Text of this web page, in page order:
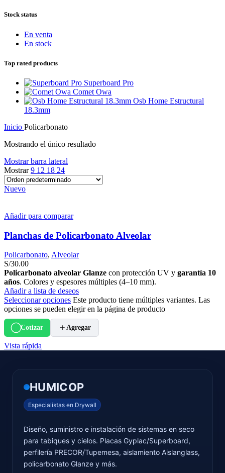
Stock status
En venta
En stock
Top rated products
Superboard Pro
Comet Owa
Osb Home Estructural
18.3mm
Inicio Policarbonato
Mostrando el único resultado
Mostrar barra lateral
Mostrar9 12 18 24
Nuevo
Añadir para comparar
Planchas de Policarbonato Alveolar
Policarbonato, Alveolar
S/30.00
Policarbonato alveolar Glanze con protección UV y garantía 10
años. Colores y espesores múltiples (4–10 mm).
Añadir a lista de deseos
Seleccionar opciones Este producto tiene múltiples variantes. Las
opciones se pueden elegir en la página de producto
Cotizar Agregar
Vista rápida
HUMICOP
Especialistas en Drywall
Diseño, suministro e instalación de sistemas en seco
para tabiques y cielos. Placas Gyplac/Superboard,
perfilería PRECOR/Tupemesa, aislamiento Aislanglass,
policarbonato Glanze y más.